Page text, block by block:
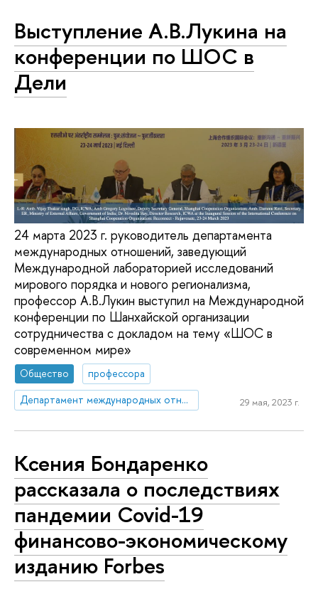
Выступление А.В.Лукина на
конференции по ШОС в
Дели
24 марта 2023 г. руководитель департамента
международных отношений, заведующий
Международной лабораторией исследований
мирового порядка и нового регионализма,
профессор А.В.Лукин выступил на Международной
конференции по Шанхайской организации
сотрудничества c докладом на тему «ШОС в
современном мире»
Общество
профессора
Департамент международных отношений
29 мая, 2023 г.
Ксения Бондаренко
рассказала о последствиях
пандемии Covid-19
финансово-экономическому
изданию Forbes